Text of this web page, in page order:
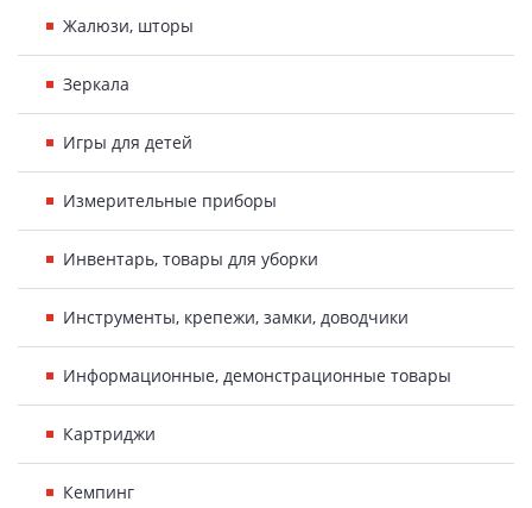
Жалюзи, шторы
Зеркала
Игры для детей
Измерительные приборы
Инвентарь, товары для уборки
Инструменты, крепежи, замки, доводчики
Информационные, демонстрационные товары
Картриджи
Кемпинг